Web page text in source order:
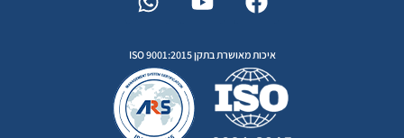
איכות מאושרת בתקן ISO 9001:2015